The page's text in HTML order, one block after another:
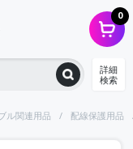
0
詳細
検索
ル関連用品 配線保護用品